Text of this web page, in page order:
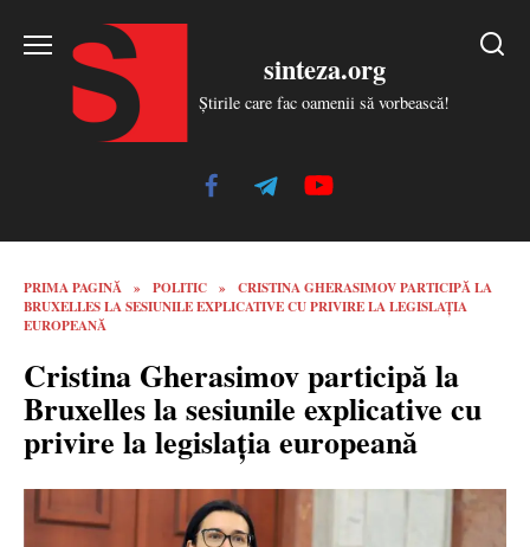
sinteza.org
Știrile care fac oamenii să vorbească!
PRIMA PAGINĂ » POLITIC »
CRISTINA GHERASIMOV PARTICIPĂ LA
BRUXELLES LA SESIUNILE EXPLICATIVE CU PRIVIRE LA LEGISLAȚIA
EUROPEANĂ
Cristina Gherasimov participă la
Bruxelles la sesiunile explicative cu
privire la legislația europeană